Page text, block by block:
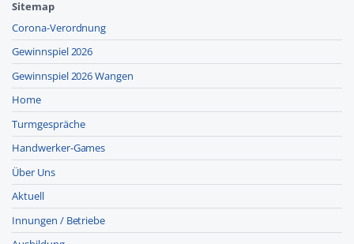
Sitemap
Corona-Verordnung
Gewinnspiel 2026
Gewinnspiel 2026 Wangen
Home
Turmgespräche
Handwerker-Games
Über Uns
Aktuell
Innungen / Betriebe